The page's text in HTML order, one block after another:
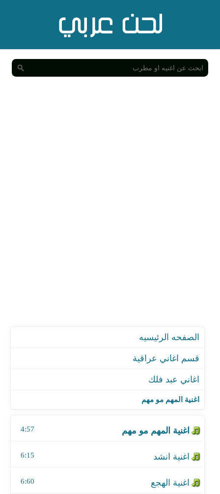
اغنية المهم مو مهم
اغنية المهم مو مهم
4:57
اغنية انشد
6:15
اغنية الهجع
6:60
اغنية عريان_ضمني بليل